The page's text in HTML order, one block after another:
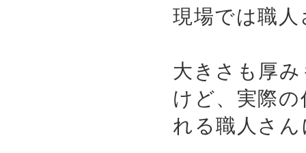
現場では職
大きさも厚
けど、実際
れる職人さ